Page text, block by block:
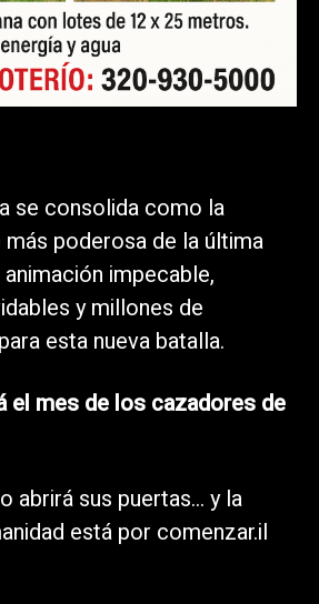
se consolida como la
poderosa de la última
impecable,
y millones de
esta nueva batalla.
el mes de los cazadores de
abrirá sus puertas… y la
está por comenzar.il